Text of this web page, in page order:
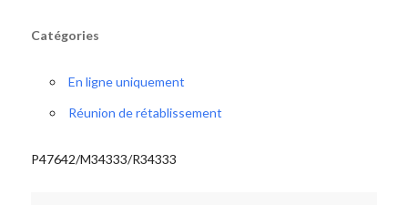
Catégories
En ligne uniquement
Réunion de rétablissement
P47642/M34333/R34333